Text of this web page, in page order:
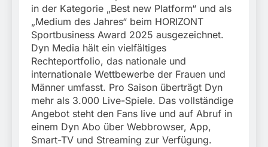
in der Kategorie „Best new Platform“ und als
„Medium des Jahres“ beim HORIZONT
Sportbusiness Award 2025 ausgezeichnet.
Dyn Media hält ein vielfältiges
Rechteportfolio, das nationale und
internationale Wettbewerbe der Frauen und
Männer umfasst. Pro Saison überträgt Dyn
mehr als 3.000 Live-Spiele. Das vollständige
Angebot steht den Fans live und auf Abruf in
einem Dyn Abo über Webbrowser, App,
Smart-TV und Streaming zur Verfügung.